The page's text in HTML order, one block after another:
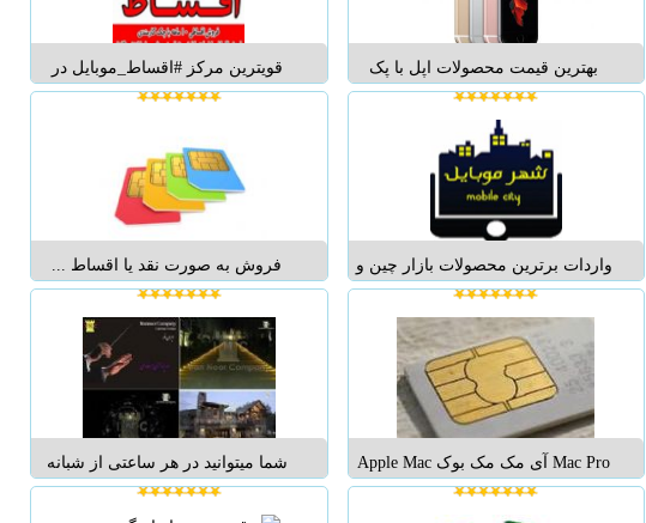
بهترین قیمت محصولات اپل با پک
اصلی LLA تمامی محصولات اپل
بصورت اورجینال و پک اصلی میبتشد
iPhone 6s / 6s plus / se / iPad /
Macbook برای استعلام فقط از طریق
تلگرام و پیامک ...
قویترین مرکز #اقساط_موبایل در
ایران ⭕️اقساط ۲ساله تمام برند ها
پیش پرداخت ⭕️با کمترین کارمزد
⭕️زیر نظر وزارت و مراکز دولتی
⭕️روزانه لیست...
واردات برترین محصولات بازار چین و
جهان به صورت کلی و جزئی در سایت
شهر موبایل.فروش انواع لوازم جانبی
در وبسایت ما www.mobile-city.ir ...
فروش به صورت نقد یا اقساط ...
Mac Pro آی مک مک بوک Apple Mac
Pro مک پرو چهار هسته ME253 Apple
شما میتوانید در هر ساعتی از شبانه
روز ؛ تعطیل و یا غیر تعطیل ؛ در همان